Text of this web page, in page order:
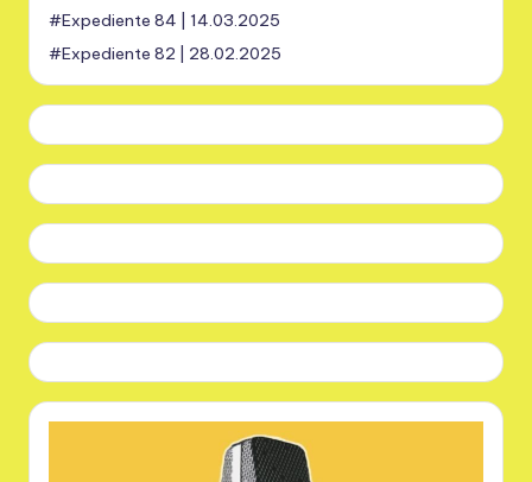
#Expediente 84 | 14.03.2025
#Expediente 82 | 28.02.2025